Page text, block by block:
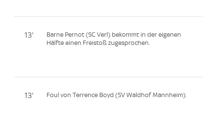
13'
Barne Pernot (SC Verl) bekommt in der eigenen
Hälfte einen Freistoß zugesprochen.
13' Foul von Terrence Boyd (SV Waldhof Mannheim).